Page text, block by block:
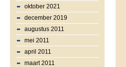
oktober 2021
december 2019
augustus 2011
mei 2011
april 2011
maart 2011